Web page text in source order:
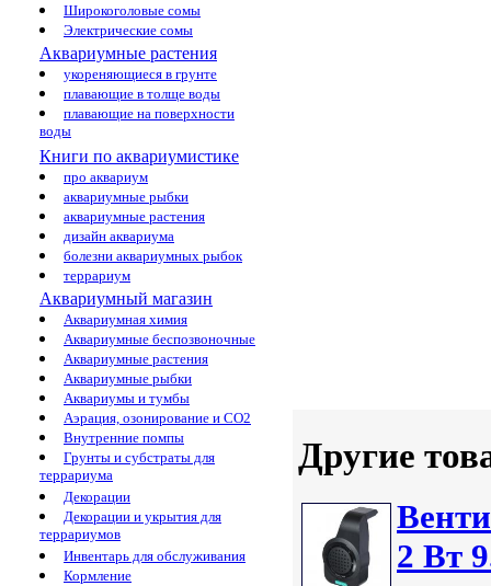
Широкоголовые сомы
Электрические сомы
Аквариумные растения
укореняющиеся в грунте
плавающие в толще воды
плавающие на поверхности
воды
Книги по аквариумистике
про аквариум
аквариумные рыбки
аквариумные растения
дизайн аквариума
болезни аквариумных рыбок
террариум
Аквариумный магазин
Аквариумная химия
Аквариумные беспозвоночные
Аквариумные растения
Аквариумные рыбки
Аквариумы и тумбы
Аэрация, озонирование и CO2
Внутренние помпы
Грунты и субстраты для
террариума
Декорации
Декорации и укрытия для
террариумов
Инвентарь для обслуживания
Кормление
Другие
2 Bт